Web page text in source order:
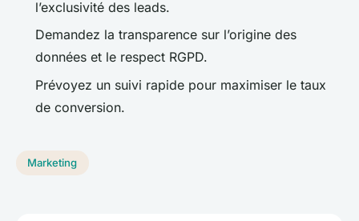
l’exclusivité des leads.
Demandez la transparence sur l’origine des
données et le respect RGPD.
Prévoyez un suivi rapide pour maximiser le taux
de conversion.
Marketing